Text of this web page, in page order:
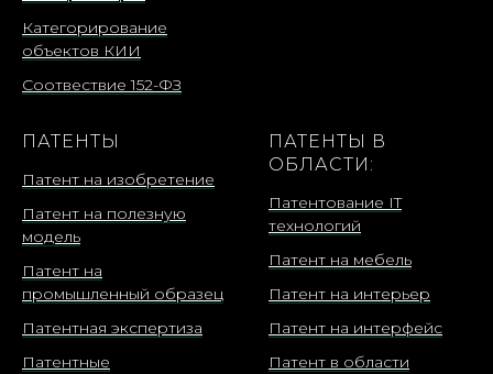
Категорирование
объектов КИИ
Соотвествие 152-ФЗ
ПАТЕНТЫ
Патент на изобретение
Патент на полезную
модель
Патент на
промышленный образец
Патентная экспертиза
Патентные
ПАТЕНТЫ В
ОБЛАСТИ:
Патентование IT
технологий
Патент на мебель
Патент на интерьер
Патент на интерфейс
Патент в области